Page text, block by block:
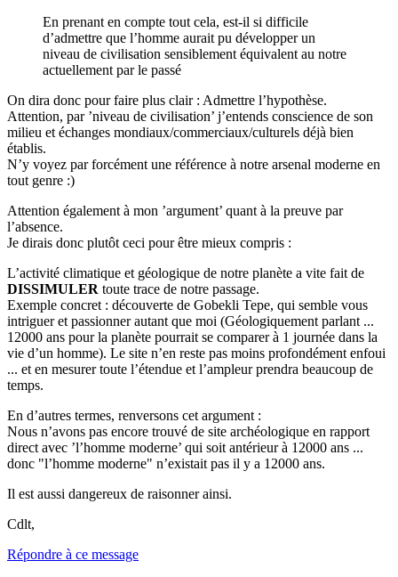
En prenant en compte tout cela, est-il si difficile
d’admettre que l’homme aurait pu développer un
niveau de civilisation sensiblement équivalent au notre
actuellement par le passé
On dira donc pour faire plus clair : Admettre l’hypothèse.
Attention, par ’niveau de civilisation’ j’entends conscience de son
milieu et échanges mondiaux/commerciaux/culturels déjà bien
établis.
N’y voyez par forcément une référence à notre arsenal moderne en
tout genre :)
Attention également à mon ’argument’ quant à la preuve par
l’absence.
Je dirais donc plutôt ceci pour être mieux compris :
L’activité climatique et géologique de notre planète a vite fait de
DISSIMULER toute trace de notre passage.
Exemple concret : découverte de Gobekli Tepe, qui semble vous
intriguer et passionner autant que moi (Géologiquement parlant ...
12000 ans pour la planète pourrait se comparer à 1 journée dans la
vie d’un homme). Le site n’en reste pas moins profondément enfoui
... et en mesurer toute l’étendue et l’ampleur prendra beaucoup de
temps.
En d’autres termes, renversons cet argument :
Nous n’avons pas encore trouvé de site archéologique en rapport
direct avec ’l’homme moderne’ qui soit antérieur à 12000 ans ...
donc "l’homme moderne" n’existait pas il y a 12000 ans.
Il est aussi dangereux de raisonner ainsi.
Cdlt,
Répondre à ce message